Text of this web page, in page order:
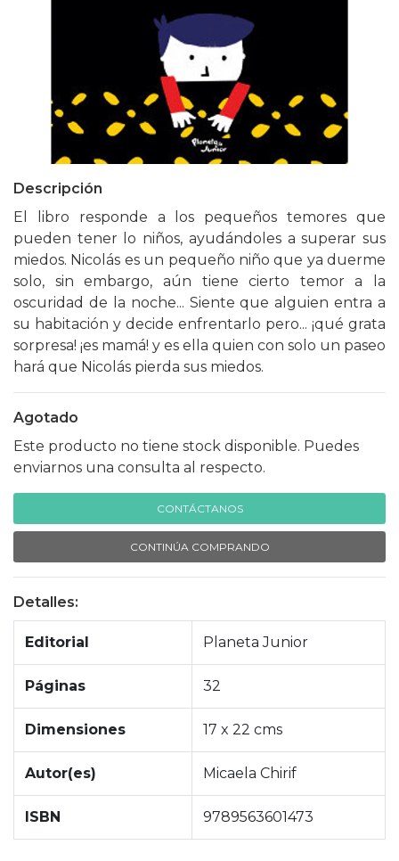
Descripción
El libro responde a los pequeños temores que
pueden tener lo niños, ayudándoles a superar sus
miedos. Nicolás es un pequeño niño que ya duerme
solo, sin embargo, aún tiene cierto temor a la
oscuridad de la noche... Siente que alguien entra a
su habitación y decide enfrentarlo pero... ¡qué grata
sorpresa! ¡es mamá! y es ella quien con solo un paseo
hará que Nicolás pierda sus miedos.
Agotado
Este producto no tiene stock disponible. Puedes
enviarnos una consulta al respecto.
CONTÁCTANOS
CONTINÚA COMPRANDO
Detalles:
Editorial Planeta Junior
Páginas 32
Dimensiones 17 x 22 cms
Autor(es) Micaela Chirif
ISBN 9789563601473